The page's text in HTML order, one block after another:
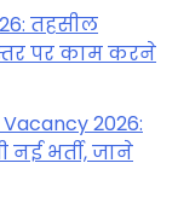
तहसील
पर काम करने
2026:
नई भर्ती, जाने